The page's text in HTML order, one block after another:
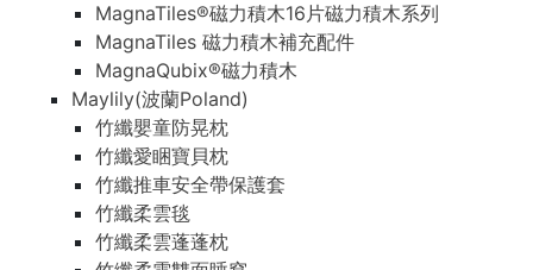
MagnaTiles®磁力積木16片磁力積木系列
MagnaTiles 磁力積木補充配件
MagnaQubix®磁力積木
Maylily(波蘭Poland)
竹纖嬰童防晃枕
竹纖愛睏寶貝枕
竹纖推車安全帶保護套
竹纖柔雲毯
竹纖柔雲蓬蓬枕